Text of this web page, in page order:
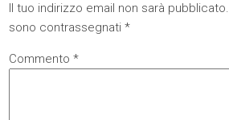
Il tuo indirizzo email non sarà pubblicato.
sono contrassegnati*
Commento*